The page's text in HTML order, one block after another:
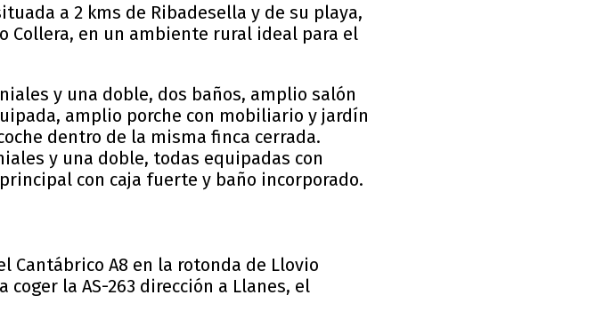
a 2 kms de Ribadesella y de su playa,
Collera, en un ambiente rural ideal para el
y una doble, dos baños, amplio salón
amplio porche con mobiliario y jardín
dentro de la misma finca cerrada.
y una doble, todas equipadas con
con caja fuerte y baño incorporado.
Cantábrico A8 en la rotonda de Llovio
la AS-263 dirección a Llanes, el